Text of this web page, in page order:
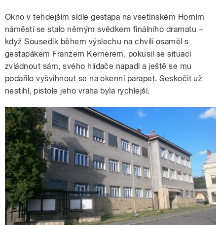
Okno v tehdejším sídle gestapa na vsetínském Horním
náměstí se stalo němým svědkem finálního dramatu –
když Sousedík během výslechu na chvíli osaměl s
gestapákem Franzem Kernerem, pokusil se situaci
zvládnout sám, svého hlídače napadl a ještě se mu
podařilo vyšvihnout se na okenní parapet. Seskočit už
nestihl, pistole jeho vraha byla rychlejší.